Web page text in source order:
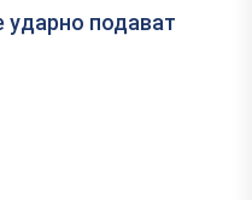
подават